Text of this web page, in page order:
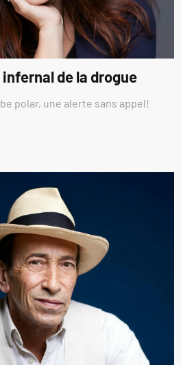
de la drogue
polar, une alerte sans appel!